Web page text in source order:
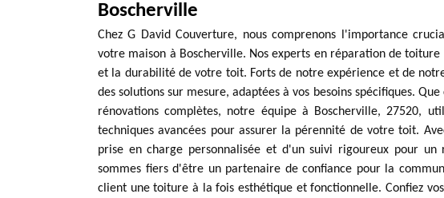
Boscherville
Chez G David Couverture, nous comprenons l'importance
votre maison à Boscherville. Nos experts en réparation de
et la durabilité de votre toit. Forts de notre expérience et de
des solutions sur mesure, adaptées à vos besoins spécifiques.
rénovations complètes, notre équipe à Boscherville, 27520,
techniques avancées pour assurer la pérennité de votre toit.
prise en charge personnalisée et d'un suivi rigoureux pour
sommes fiers d'être un partenaire de confiance pour la
client une toiture à la fois esthétique et fonctionnelle. Confiez